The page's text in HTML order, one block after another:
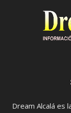
Dream Alcalá es